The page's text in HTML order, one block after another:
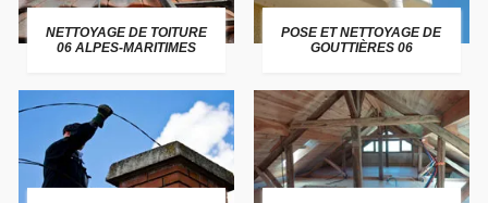
NETTOYAGE DE TOITURE
06 ALPES-MARITIMES
POSE ET NETTOYAGE DE
GOUTTIÈRES 06